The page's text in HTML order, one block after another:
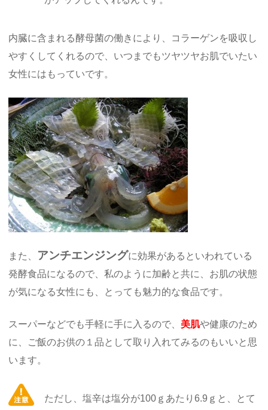
内臓に含まれる酵母菌の働きにより、コラーゲンを吸収し
やすくしてくれるので、いつまでもツヤツヤお肌でいたい
女性にはもっていです。
また、 アンチエンジングに効果があるといわれている
発酵食品になるので、私のように加齢と共に、お肌の状態
が気になる女性にも、とっても魅力的な食品です。
スーパーなどでも手軽に手に入るので、 美肌や健康のため
に、ご飯のお供の１品として取り入れてみるのもいいと思
います。
ただし、塩辛は塩分が100ｇあたり6.9ｇと、とて